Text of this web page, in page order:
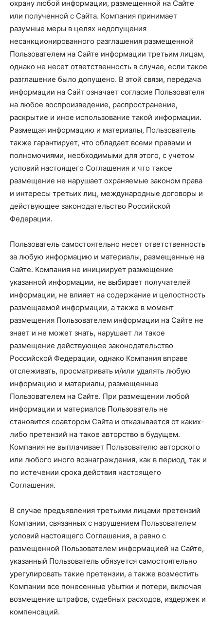
охрану любой информации, размещенной на Сайте
или полученной с Сайта. Компания принимает
разумные меры в целях недопущения
несанкционированного разглашения размещенной
Пользователем на Сайте информации третьим лицам,
однако не несет ответственность в случае, если такое
разглашение было допущено. В этой связи, передача
информации на Сайт означает согласие Пользователя
на любое воспроизведение, распространение,
раскрытие и иное использование такой информации.
Размещая информацию и материалы, Пользователь
также гарантирует, что обладает всеми правами и
полномочиями, необходимыми для этого, с учетом
условий настоящего Соглашения и что такое
размещение не нарушает охраняемые законом права
и интересы третьих лиц, международные договоры и
действующее законодательство Российской
Федерации.
Пользователь самостоятельно несет ответственность
за любую информацию и материалы, размещенные на
Сайте. Компания не инициирует размещение
указанной информации, не выбирает получателей
информации, не влияет на содержание и целостность
размещаемой информации, а также в момент
размещения Пользователем информации на Сайте не
знает и не может знать, нарушает ли такое
размещение действующее законодательство
Российской Федерации, однако Компания вправе
отслеживать, просматривать и/или удалять любую
информацию и материалы, размещенные
Пользователем на Сайте. При размещении любой
информации и материалов Пользователь не
становится соавтором Сайта и отказывается от каких-
либо претензий на такое авторство в будущем.
Компания не выплачивает Пользователю авторского
или любого иного вознаграждения, как в период, так и
по истечении срока действия настоящего
Соглашения.
В случае предъявления третьими лицами претензий
Компании, связанных с нарушением Пользователем
условий настоящего Соглашения, а равно с
размещенной Пользователем информацией на Сайте,
указанный Пользователь обязуется самостоятельно
урегулировать такие претензии, а также возместить
Компании все понесенные убытки и потери, включая
возмещение штрафов, судебных расходов, издержек и
компенсаций.